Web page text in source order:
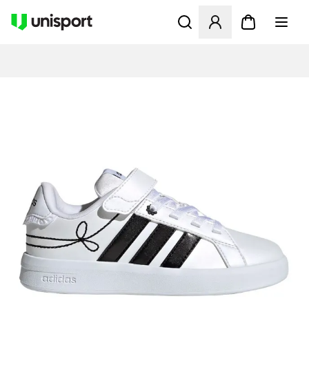
Åbner en Modal til at